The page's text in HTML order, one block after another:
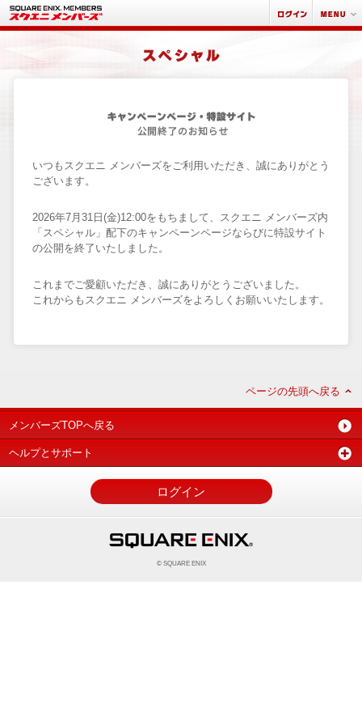
いつもスクエニ メンバーズをご利用いただき、誠にありがとう
ございます。
2026年7月31日(金)12:00をもちまして、スクエニ メンバーズ内
「スペシャル」配下のキャンペーンページならびに特設サイト
の公開を終了いたしました。
これまでご愛顧いただき、誠にありがとうございました。
これからもスクエニ メンバーズをよろしくお願いいたします。
ページの先頭へ戻る
メンバーズTOPへ戻る
ヘルプとサポート
ログイン
© SQUARE ENIX